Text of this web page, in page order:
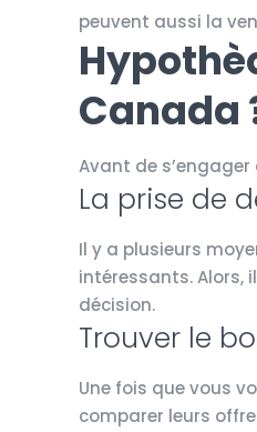
peuvent aussi la
Canada
Avant de
La prise de
Il y a plusieurs
intéressants. Alors,
décision.
Trouver le
Une fois que vous
comparer leurs